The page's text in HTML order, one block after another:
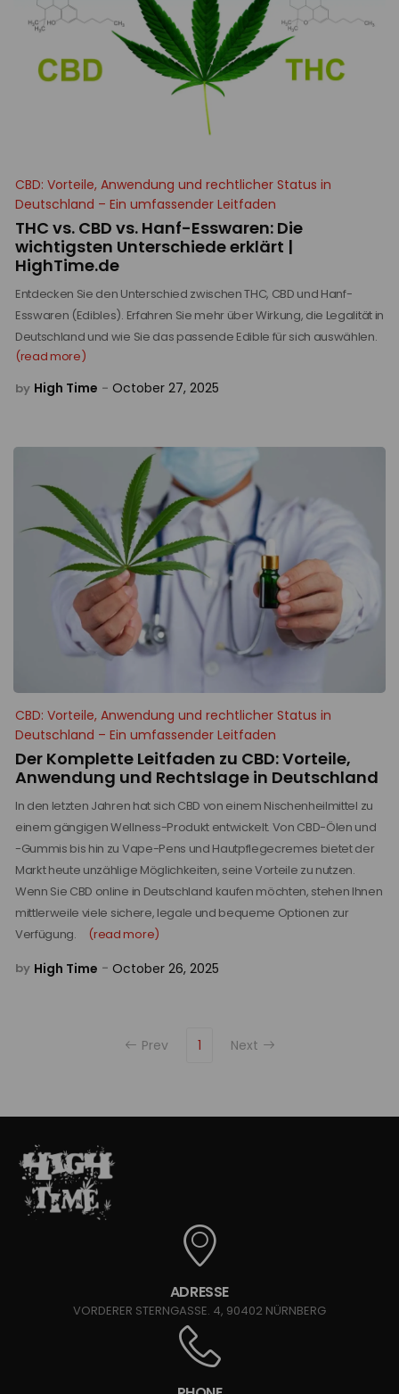
CBD: Vorteile, Anwendung und rechtlicher Status in
Deutschland – Ein umfassender Leitfaden
THC vs. CBD vs. Hanf-Esswaren: Die
wichtigsten Unterschiede erklärt |
HighTime.de
Entdecken Sie den Unterschied zwischen THC, CBD und Hanf-
Esswaren (Edibles). Erfahren Sie mehr über Wirkung, die Legalität in
Deutschland und wie Sie das passende Edible für sich auswählen.
(read more)
by High Time - October 27, 2025
CBD: Vorteile, Anwendung und rechtlicher Status in
Deutschland – Ein umfassender Leitfaden
Der Komplette Leitfaden zu CBD: Vorteile,
Anwendung und Rechtslage in Deutschland
In den letzten Jahren hat sich CBD von einem Nischenheilmittel zu
einem gängigen Wellness-Produkt entwickelt. Von CBD-Ölen und
-Gummis bis hin zu Vape-Pens und Hautpflegecremes bietet der
Markt heute unzählige Möglichkeiten, seine Vorteile zu nutzen.
Wenn Sie CBD online in Deutschland kaufen möchten, stehen Ihnen
mittlerweile viele sichere, legale und bequeme Optionen zur
Verfügung.
(read more)
by High Time - October 26, 2025
Prev 1 Next
ADRESSE
VORDERER STERNGASSE. 4, 90402 NÜRNBERG